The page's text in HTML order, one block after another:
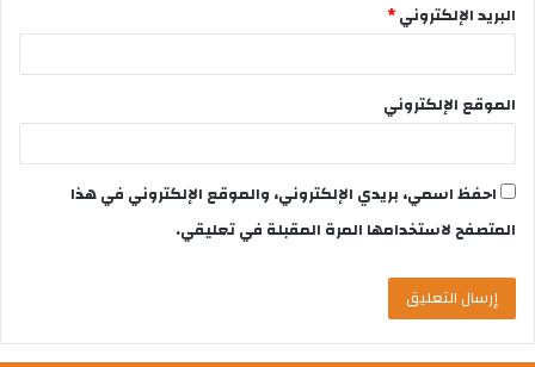
البريد الإلكتروني*
الموقع الإلكتروني
احفظ اسمي، بريدي الإلكتروني، والموقع الإلكتروني في هذا
المتصفح لاستخدامها المرة المقبلة في تعليقي.